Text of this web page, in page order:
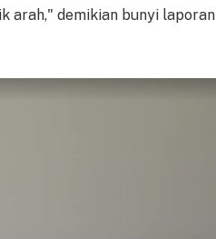
arah," demikian bunyi laporan